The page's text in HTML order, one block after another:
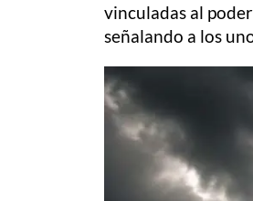
vinculadas al
señalando a los